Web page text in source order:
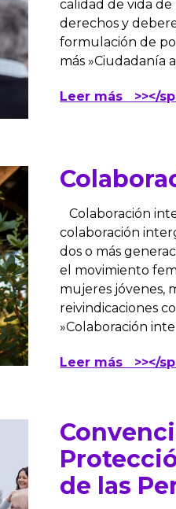
calidad de vida
derechos y
formulación de
más »Ciudadanía
Leer más >></
Colaboración
colaboración
dos o más
el movimiento
mujeres jóvenes,
reivindicaciones
»Colaboración
Leer más >></
de las